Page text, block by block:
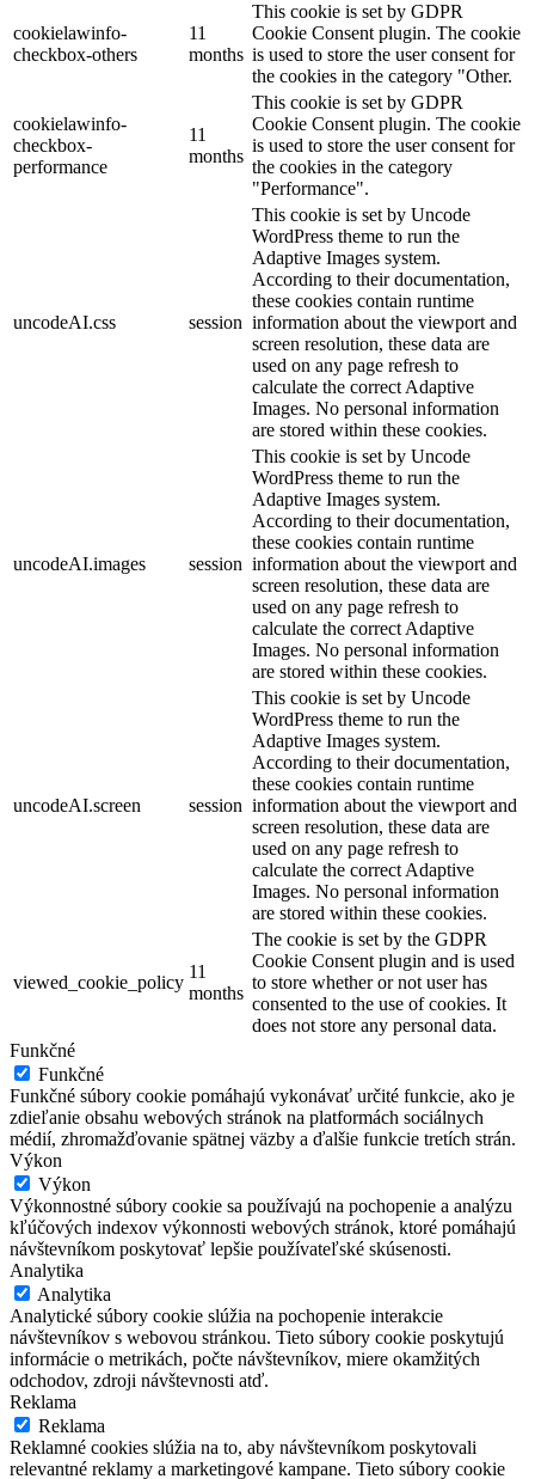
cookielawinfo-
checkbox-others
11
months
This cookie is set by GDPR
Cookie Consent plugin. The cookie
is used to store the user consent for
the cookies in the category "Other.
cookielawinfo-
checkbox-
performance
11
months
This cookie is set by GDPR
Cookie Consent plugin. The cookie
is used to store the user consent for
the cookies in the category
"Performance".
uncodeAI.css session
This cookie is set by Uncode
WordPress theme to run the
Adaptive Images system.
According to their documentation,
these cookies contain runtime
information about the viewport and
screen resolution, these data are
used on any page refresh to
calculate the correct Adaptive
Images. No personal information
are stored within these cookies.
uncodeAI.images session
This cookie is set by Uncode
WordPress theme to run the
Adaptive Images system.
According to their documentation,
these cookies contain runtime
information about the viewport and
screen resolution, these data are
used on any page refresh to
calculate the correct Adaptive
Images. No personal information
are stored within these cookies.
uncodeAI.screen session
This cookie is set by Uncode
WordPress theme to run the
Adaptive Images system.
According to their documentation,
these cookies contain runtime
information about the viewport and
screen resolution, these data are
used on any page refresh to
calculate the correct Adaptive
Images. No personal information
are stored within these cookies.
viewed_cookie_policy
11
months
The cookie is set by the GDPR
Cookie Consent plugin and is used
to store whether or not user has
consented to the use of cookies. It
does not store any personal data.
Funkčné
Funkčné
Funkčné súbory cookie pomáhajú vykonávať určité funkcie, ako je
zdieľanie obsahu webových stránok na platformách sociálnych
médií, zhromažďovanie spätnej väzby a ďalšie funkcie tretích strán.
Výkon
Výkon
Výkonnostné súbory cookie sa používajú na pochopenie a analýzu
kľúčových indexov výkonnosti webových stránok, ktoré pomáhajú
návštevníkom poskytovať lepšie používateľské skúsenosti.
Analytika
Analytika
Analytické súbory cookie slúžia na pochopenie interakcie
návštevníkov s webovou stránkou. Tieto súbory cookie poskytujú
informácie o metrikách, počte návštevníkov, miere okamžitých
odchodov, zdroji návštevnosti atď.
Reklama
Reklama
Reklamné cookies slúžia na to, aby návštevníkom poskytovali
relevantné reklamy a marketingové kampane. Tieto súbory cookie